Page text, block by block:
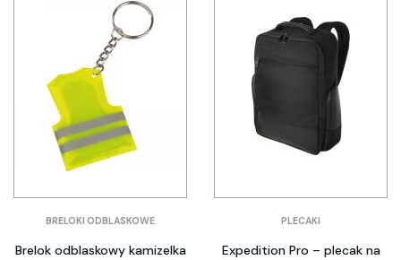
BRELOKI ODBLASKOWE
Brelok odblaskowy kamizelka
PLECAKI
Expedition Pro – plecak na